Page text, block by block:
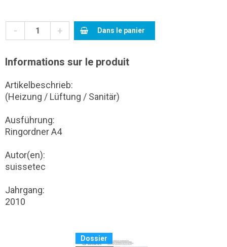
- + Dans le panier
Informations sur le produit
Artikelbeschrieb:
(Heizung / Lüftung / Sanitär)
Ausführung:
Ringordner A4
Autor(en):
suissetec
Jahrgang:
2010
Dossier